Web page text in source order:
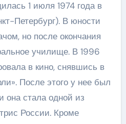
1 июля 1974 года в
Петербург). В юности
но после окончания
училище. В 1996
в кино, снявшись в
После этого у нее был
она стала одной из
России. Кроме